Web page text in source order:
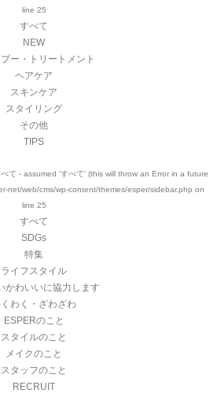
line 25
すべて
NEW
ー・トリートメント
ヘアケア
スキンケア
スタイリング
その他
TIPS
て - assumed 'すべて' (this will throw an Error in a future
net/web/cms/wp-content/themes/esper/sidebar.php on
line 25
すべて
SDGs
特集
ライフスタイル
かわいいに協力します
くわく・ざわざわ
ESPERのこと
スタイルのこと
メイクのこと
スタッフのこと
RECRUIT